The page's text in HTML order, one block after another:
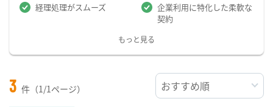
経理処理がスムーズ
企業利用に特化した柔軟な
契約
もっと見る
3 件（1/1ページ）